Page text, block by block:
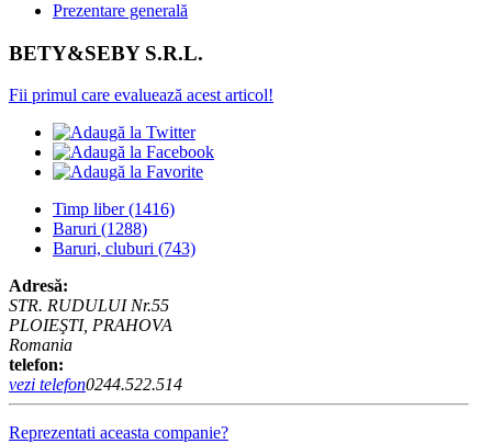
Prezentare generală
BETY&SEBY S.R.L.
Fii primul care evaluează acest articol!
Timp liber(1416)
Baruri (1288)
Baruri, cluburi (743)
Adresă:
STR. RUDULUI Nr.55
PLOIEŞTI, PRAHOVA
Romania
telefon:
vezi telefon0244.522.514
Reprezentati aceasta companie?